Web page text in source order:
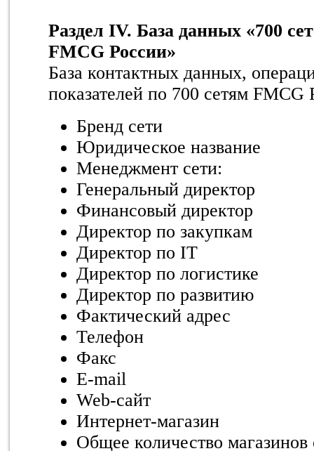
Раздел IV. База данных «700
FMCG России»
База контактных данных,
показателей по 700 сетям FMCG
Бренд сети
Юридическое название
Менеджмент сети:
Генеральный директор
Финансовый директор
Директор по закупкам
Директор по IT
Директор по логистике
Директор по развитию
Фактический адрес
Телефон
Факс
E-mail
Web-сайт
Интернет-магазин
Общее количество магазинов